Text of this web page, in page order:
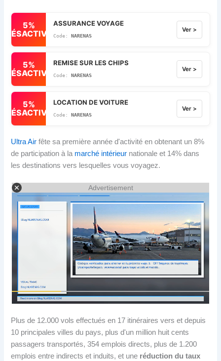
5%
DÉSACTIVÉ
ASSURANCE VOYAGE
NARENAS
Ver >
5%
DÉSACTIVÉ
REMISE SUR LES CHIPS
NARENAS
Ver >
5%
DÉSACTIVÉ
LOCATION DE VOITURE
NARENAS
Ver >
Ultra Air fête sa première année d'activité en obtenant un 8%
de participation à la marché intérieur nationale et 14% dans
les destinations vers lesquelles vous voyagez.
Advertisement
Plus de 12.000 vols effectués en 17 itinéraires vers et depuis
10 principales villes du pays, plus d'un million huit cents
passagers transportés, 354 emplois directs, plus de 1.200
emplois entre indirects et induits, et une réduction du taux